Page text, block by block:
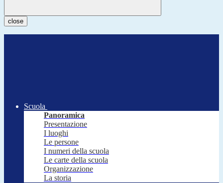
close
Scuola
Panoramica
Presentazione
I luoghi
Le persone
I numeri della scuola
Le carte della scuola
Organizzazione
La storia